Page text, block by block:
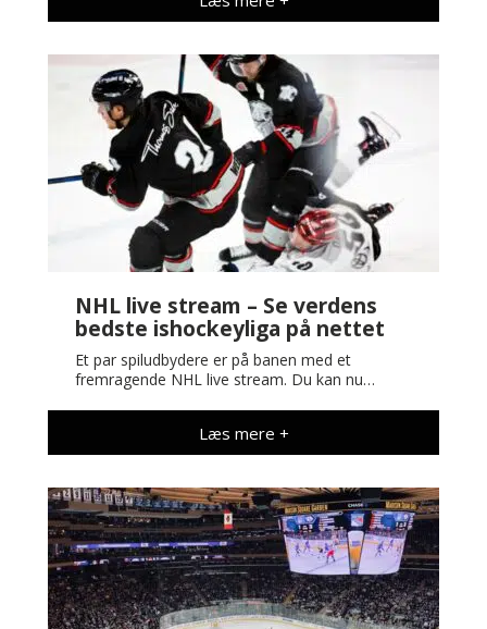
NHL live stream – Se verdens
bedste ishockeyliga på nettet
Et par spiludbydere er på banen med et
fremragende NHL live stream. Du kan nu…
Læs mere +